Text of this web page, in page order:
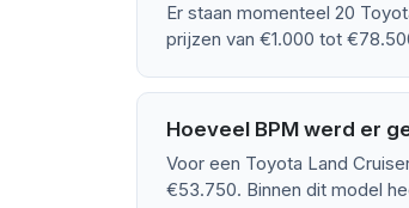
Er staan momenteel 20
prijzen van €1.000 tot
Hoeveel BPM werd er
Voor een Toyota Land
€53.750. Binnen dit model